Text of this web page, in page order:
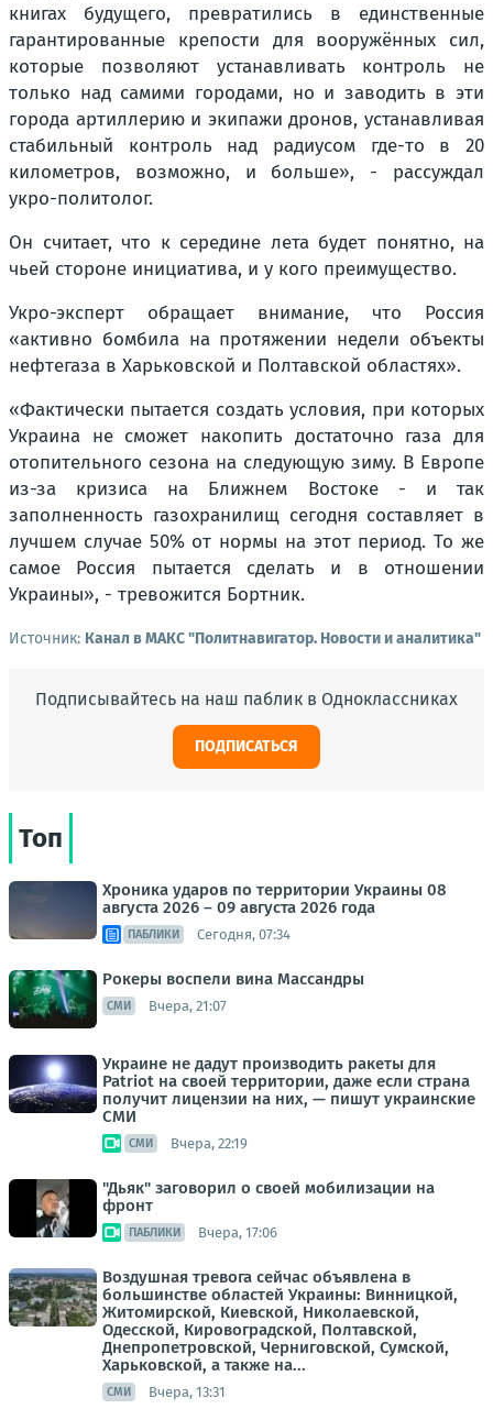
книгах будущего, превратились в единственные
гарантированные крепости для вооружённых сил,
которые позволяют устанавливать контроль не
только над самими городами, но и заводить в эти
города артиллерию и экипажи дронов, устанавливая
стабильный контроль над радиусом где-то в 20
километров, возможно, и больше», - рассуждал
укро-политолог.
Он считает, что к середине лета будет понятно, на
чьей стороне инициатива, и у кого преимущество.
Укро-эксперт обращает внимание, что Россия
«активно бомбила на протяжении недели объекты
нефтегаза в Харьковской и Полтавской областях».
«Фактически пытается создать условия, при которых
Украина не сможет накопить достаточно газа для
отопительного сезона на следующую зиму. В Европе
из-за кризиса на Ближнем Востоке - и так
заполненность газохранилищ сегодня составляет в
лучшем случае 50% от нормы на этот период. То же
самое Россия пытается сделать и в отношении
Украины», - тревожится Бортник.
Источник: Канал в МАКС "Политнавигатор. Новости и аналитика"
Подписывайтесь на наш паблик в Одноклассниках
ПОДПИСАТЬСЯ
Топ
Хроника ударов по территории Украины 08
августа 2026 – 09 августа 2026 года
ПАБЛИКИ Сегодня, 07:34
Рокеры воспели вина Массандры
СМИ Вчера, 21:07
Украине не дадут производить ракеты для
Patriot на своей территории, даже если страна
получит лицензии на них, — пишут украинские
СМИ
СМИ Вчера, 22:19
"Дьяк" заговорил о своей мобилизации на
фронт
ПАБЛИКИ Вчера, 17:06
Воздушная тревога сейчас объявлена в
большинстве областей Украины: Винницкой,
Житомирской, Киевской, Николаевской,
Одесской, Кировоградской, Полтавской,
Днепропетровской, Черниговской, Сумской,
Харьковской, а также на...
СМИ Вчера, 13:31